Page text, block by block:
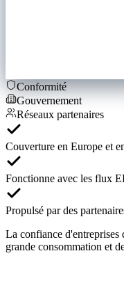
Conformité
Gouvernement
Réseaux partenaires
Couverture en Europe et
Fonctionne avec les flux
Propulsé par des
La confiance
grande consommation et